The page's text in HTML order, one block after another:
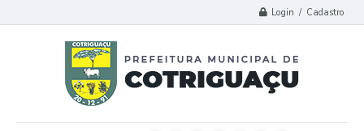
Login / Cadastro